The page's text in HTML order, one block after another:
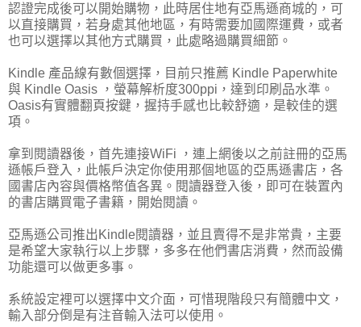
認證完成後可以開始購物，此時居住地有亞馬遜商城的，可
以直接購買，若身處其他地區，有時需要加國際運費，或者
也可以選擇以其他方式購買，此處略過購買細節。
Kindle 產品線有數個選擇，目前只推薦 Kindle Paperwhite
與 Kindle Oasis ，螢幕解析度300ppi，達到印刷品水準。
Oasis有實體翻頁按鍵，握持手感也比較舒適，是較佳的選
項。
拿到閱讀器後，首先連接WiFi ，連上網後以之前註冊的亞馬
遜帳戶登入，此帳戶決定你使用那個地區的亞馬遜書店，各
國書店內容與價格幣值各異。閱讀器登入後，即可在裝置內
的書店購買電子書籍，開始閱讀。
亞馬遜公司推出Kindle閱讀器，並且賣得不是非常貴，主要
是希望大家執行以上步驟，多多在他們書店消費，然而設備
功能還可以做更多事。
系統設定裡可以選擇中文介面，可惜現階段只有簡體中文，
輸入部分倒是有注音輸入法可以使用。